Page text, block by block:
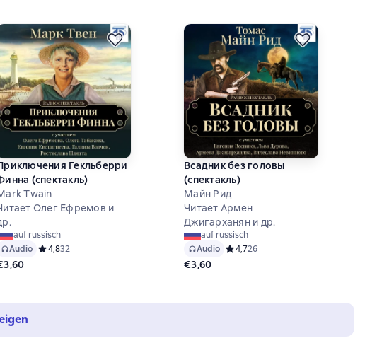
Гекльберри
(спектакль)
Twain
Олег Ефремов и
auf russisch
Audio Средний рейтинг 4,8 на основе 32 оценок
4,832
Всадник без головы
(спектакль)
Майн Рид
Читает Армен
Джигарханян и др.
auf russisch
Audio Средний рейтинг 4,7 на основе 26
4,726
€3,60